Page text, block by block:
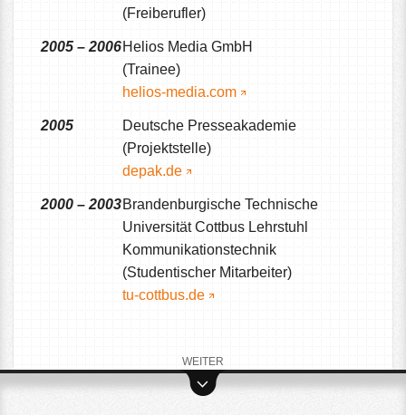
(Freiberufler)
2005 – 2006Helios Media GmbH
(Trainee)
helios-media.com
2005
Deutsche Presseakademie
(Projektstelle)
depak.de
2000 – 2003Brandenburgische Technische
Universität Cottbus Lehrstuhl
Kommunikationstechnik
(Studentischer Mitarbeiter)
tu-cottbus.de
WEITER